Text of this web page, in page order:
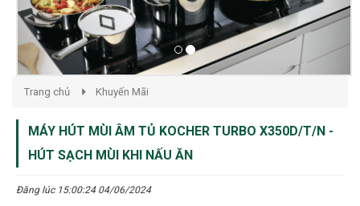
Trang chủ Khuyến Mãi
MÁY HÚT MÙI ÂM TỦ KOCHER TURBO X350D/T/N -
HÚT SẠCH MÙI KHI NẤU ĂN
Đăng lúc 15:00:24 04/06/2024